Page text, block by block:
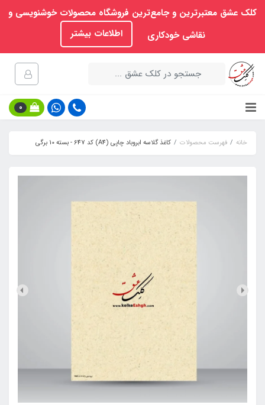
کلک عشق معتبرترین و جامع‌ترین فروشگاه محصولات خوشنویسی و
نقاشی خودکاری
اطلاعات بیشتر
0
خانه فهرست محصولات کاغذ گلاسه ابروباد چاپی (A4) کد 647 - بسته 10 برگی